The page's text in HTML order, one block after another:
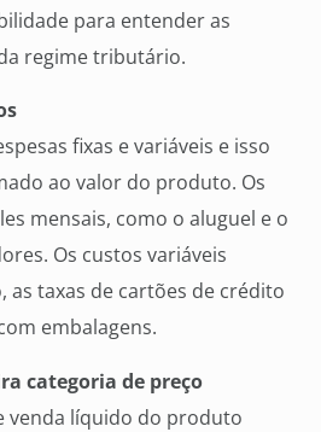
para entender as
regime tributário.
fixas e variáveis e isso
ao valor do produto. Os
mensais, como o aluguel e o
Os custos variáveis
as taxas de cartões de crédito
embalagens.
categoria de preço
venda líquido do produto